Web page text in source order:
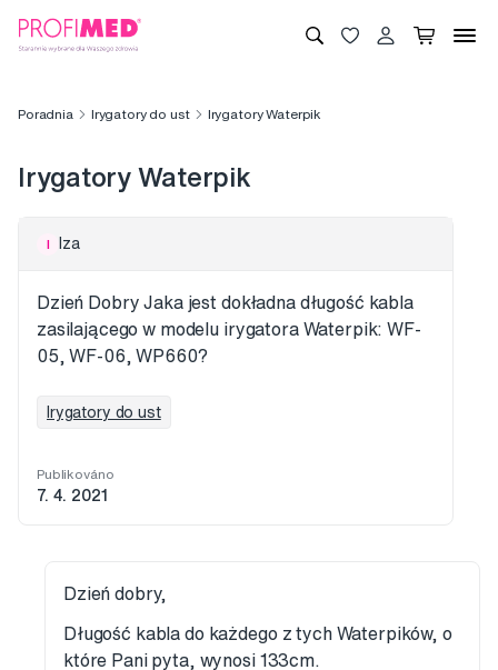
Poradnia Irygatory do ust Irygatory Waterpik
Irygatory Waterpik
I Iza
Dzień Dobry Jaka jest dokładna długość kabla
zasilającego w modelu irygatora Waterpik: WF-
05, WF-06, WP660?
Irygatory do ust
Publikováno
7. 4. 2021
Dzień dobry,
Długość kabla do każdego z tych Waterpików, o
które Pani pyta, wynosi 133cm.